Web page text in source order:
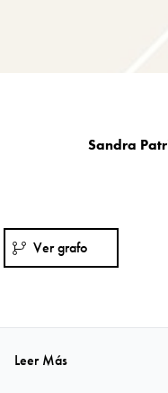
Sandra
Ver grafo
Leer Más